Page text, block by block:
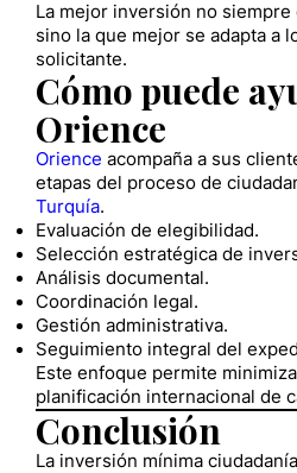
La mejor inversión no siempre
sino la que mejor se adapta a
solicitante.
Cómo puede
Orience
Orience acompaña a sus
etapas del proceso de
Turquía.
Evaluación de elegibilidad.
Selección estratégica de
Análisis documental.
Coordinación legal.
Gestión administrativa.
Seguimiento integral del
Este enfoque permite
planificación internacional de
Conclusión
La inversión mínima